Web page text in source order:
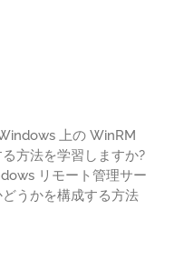
上の WinRM
方法を学習しますか?
リモート管理サー
うかを構成する方法